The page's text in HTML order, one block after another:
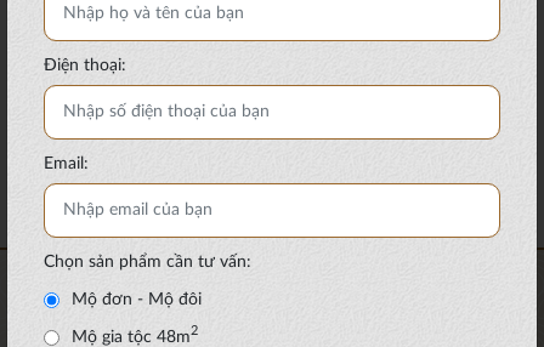
06/12/18 Thường thức đời sống
Từ rất xa xưa, người ta đã muốn khám phá thế
giới của con người sau khi chết Thế nhưng
trước đây, đi vào lĩnh vực ấy, chủ yếu chỉ có....
Xem thêm
Điện thoại:
Email:
Chọn sản phẩm cần tư vấn:
Mộ đơn - Mộ đôi
Mộ gia tộc 48m2